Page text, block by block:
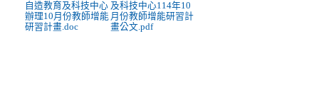
自造教育及科技中心
辦理10月份教師增能
研習計畫.doc
及科技中心114年10
月份教師增能研習計
畫公文.pdf